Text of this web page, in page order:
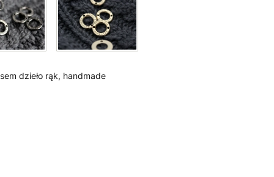
dzieło rąk, handmade